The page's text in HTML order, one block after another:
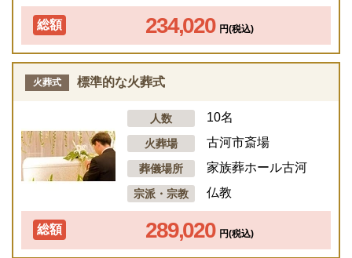
総額 234,020 円(税込)
火葬式 標準的な火葬式
人数 10名
火葬場 古河市斎場
葬儀場所 家族葬ホール古河
宗派・宗教 仏教
総額 289,020 円(税込)